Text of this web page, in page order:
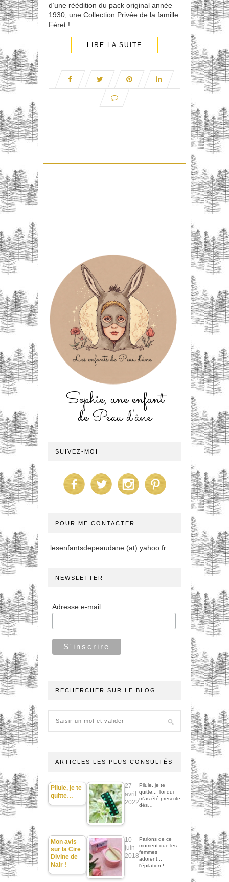
d’une réédition du pack original année
1930, une Collection Privée de la famille
Féret !
LIRE LA SUITE
Sophie, une enfant
de Peau d'âne
SUIVEZ-MOI
POUR ME CONTACTER
lesenfantsdepeaudane (at) yahoo.fr
NEWSLETTER
Adresse e-mail
RECHERCHER SUR LE BLOG
ARTICLES LES PLUS CONSULTÉS
Pilule, je te
quitte…
27
avril
2022
Pilule, je te
quitte... Toi qui
m'as été prescrite
dès…
Mon avis
sur la Cire
Divine de
Nair !
10
juin
2018
Parlons de ce
moment que les
femmes
adorent...
l'épilation !…